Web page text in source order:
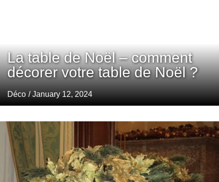
La table de Noël – comment
décorer votre table de Noël ?
Déco / January 12, 2024